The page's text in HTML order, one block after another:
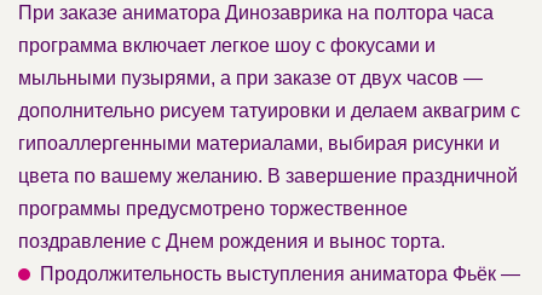
При заказе аниматора Динозаврика на полтора часа
программа включает легкое шоу с фокусами и
мыльными пузырями, а при заказе от двух часов —
дополнительно рисуем татуировки и делаем аквагрим с
гипоаллергенными материалами, выбирая рисунки и
цвета по вашему желанию. В завершение праздничной
программы предусмотрено торжественное
поздравление с Днем рождения и вынос торта.
Продолжительность выступления аниматора Фьёк —